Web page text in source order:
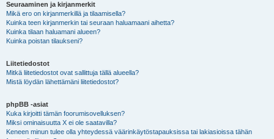
Seuraaminen ja kirjanmerkit
Mikä ero on kirjanmerkillä ja tilaamisella?
Kuinka teen kirjanmerkin tai seuraan haluamaani aihetta?
Kuinka tilaan haluamani alueen?
Kuinka poistan tilaukseni?
Liitetiedostot
Mitkä liitetiedostot ovat sallittuja tällä alueella?
Mistä löydän lähettämäni liitetiedostot?
phpBB -asiat
Kuka kirjoitti tämän foorumisovelluksen?
Miksi ominaisuutta X ei ole saatavilla?
Keneen minun tulee olla yhteydessä väärinkäytöstapauksissa tai lakiasioissa tähän